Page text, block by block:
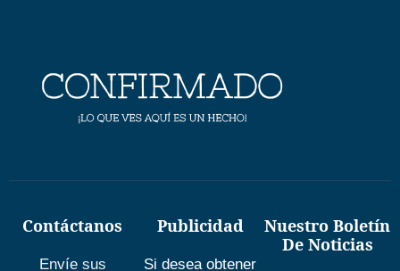
Contáctanos
Envíe sus
Publicidad
Si desea obtener
Nuestro Boletín
De Noticias